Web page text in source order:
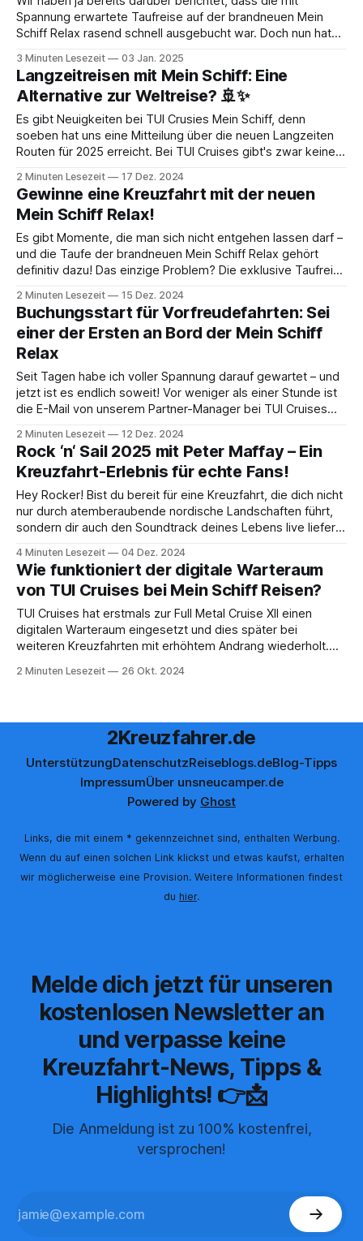
Spannung erwartete Taufreise auf der brandneuen Mein
Schiff Relax rasend schnell ausgebucht war. Doch nun hat
in der weitere aufregende Fakten zum Tauf-Event enthüllt
wurden. Und diese Infos haben es echt in
3 Minuten Lesezeit 03 Jan. 2025
Langzeitreisen mit Mein Schiff: Eine
Alternative zur Weltreise? 🚢✨
Es gibt Neuigkeiten bei TUI Crusies Mein Schiff, denn
soeben hat uns eine Mitteilung über die neuen Langzeiten
Routen für 2025 erreicht. Bei TUI Cruises gibt's zwar keine
Langzeitreisen. Aber lasst uns mal schauen, was Mein Schiff
für 2025 geplant hat! 🌍 Warum
2 Minuten Lesezeit 17 Dez. 2024
Gewinne eine Kreuzfahrt mit der neuen
Mein Schiff Relax!
Es gibt Momente, die man sich nicht entgehen lassen darf –
und die Taufe der brandneuen Mein Schiff Relax gehört
definitiv dazu! Das einzige Problem? Die exklusive Taufreise
ausverkauft. 😱 Aber keine Sorge – es gibt immer noch eine
Chance, Teil dieses einzigartigen
2 Minuten Lesezeit 15 Dez. 2024
Buchungsstart für Vorfreudefahrten: Sei
einer der Ersten an Bord der Mein Schiff
Relax
Seit Tagen habe ich voller Spannung darauf gewartet – und
jetzt ist es endlich soweit! Vor weniger als einer Stunde ist
die E-Mail von unserem Partner-Manager bei TUI Cruises
der Mein Schiff Relax hat begonnen und ich kann meine
Begeisterung kaum noch zurückhalten.
2 Minuten Lesezeit 12 Dez. 2024
Rock ‘n‘ Sail 2025 mit Peter Maffay – Ein
Kreuzfahrt-Erlebnis für echte Fans!
Hey Rocker! Bist du bereit für eine Kreuzfahrt, die dich nicht
nur durch atemberaubende nordische Landschaften führt,
sondern dir auch den Soundtrack deines Lebens live liefert?
Band steht mal wieder in den Startlöchern und aufgepasst,
die Buchungsfreigabe startet
4 Minuten Lesezeit 04 Dez. 2024
Wie funktioniert der digitale Warteraum
von TUI Cruises bei Mein Schiff Reisen?
TUI Cruises hat erstmals zur Full Metal Cruise XII einen
digitalen Warteraum eingesetzt und dies später bei
weiteren Kreuzfahrten mit erhöhtem Andrang wiederholt.
einsetzen und du fragst dich nun, was überhaupt dahinter
2 Minuten Lesezeit 26 Okt. 2024
2Kreuzfahrer.de
UnterstützungDatenschutzReiseblogs.deBlog-Tipps
ImpressumÜber unsneucamper.de
Powered by Ghost
Links, die mit einem * gekennzeichnet sind, enthalten Werbung.
Wenn du auf einen solchen Link klickst und etwas kaufst, erhalten
wir möglicherweise eine Provision. Weitere Informationen findest
du hier.
Melde dich jetzt für unseren
kostenlosen Newsletter an
und verpasse keine
Kreuzfahrt-News, Tipps &
Highlights! 👉📩
Die Anmeldung ist zu 100% kostenfrei,
versprochen!